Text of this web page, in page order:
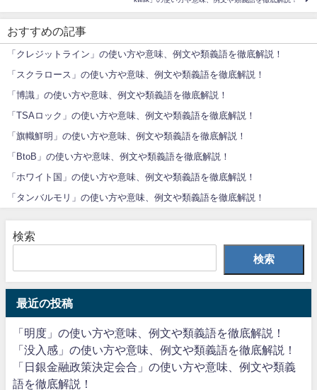
おすすめの記事
「クレジットライン」の使い方や意味、例文や類義語を徹底解説！
「スクラロース」の使い方や意味、例文や類義語を徹底解説！
「博識」の使い方や意味、例文や類義語を徹底解説！
「TSAロック」の使い方や意味、例文や類義語を徹底解説！
「旗幟鮮明」の使い方や意味、例文や類義語を徹底解説！
「BtoB」の使い方や意味、例文や類義語を徹底解説！
「ホワイト国」の使い方や意味、例文や類義語を徹底解説！
「タンバルモリ」の使い方や意味、例文や類義語を徹底解説！
検索
検索
最近の投稿
「明度」の使い方や意味、例文や類義語を徹底解説！
「没入感」の使い方や意味、例文や類義語を徹底解説！
「日銀金融政策決定会合」の使い方や意味、例文や類義
語を徹底解説！